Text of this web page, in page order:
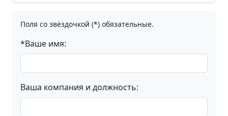
Поля со звёздочкой (*) обязательные.
*Ваше имя:
Ваша компания и должность: